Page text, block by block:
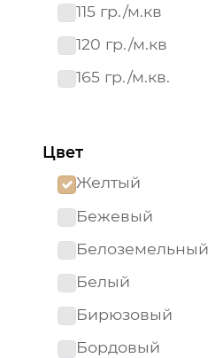
115 гр./м.кв
120 гр./м.кв
165 гр./м.кв.
Цвет
Желтый
Бежевый
Белоземельный
Белый
Бирюзовый
Бордовый